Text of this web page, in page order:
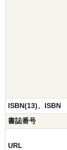
ISBN(13)、ISBN
書誌番号
URL